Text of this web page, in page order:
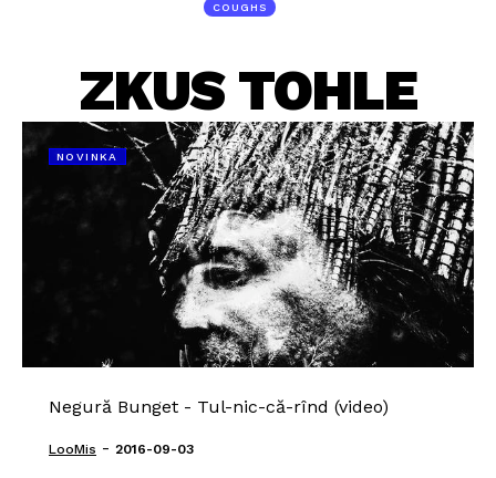
COUGHS
ZKUS TOHLE
NOVINKA
Negură Bunget - Tul-nic-că-rînd (video)
LooMis - 2016-09-03